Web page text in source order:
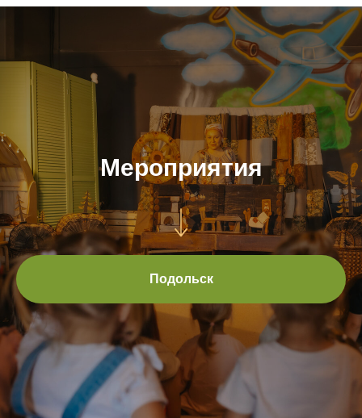
Мероприятия
Подольск